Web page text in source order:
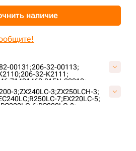
00131;206-32-00113;
206-32-K2111;
71401460;81EN-20010;
9202848;AT154855;
E02GUC087;
E40220A0M00051;
3;ZX240LC-3;ZX250LCH-3;
R250LC-7;EX220LC-5;
PC220LC-6;PC220LC-8;
9;
6K;
наличие